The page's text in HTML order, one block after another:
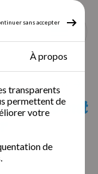
sans accepter
À propos
transparents
permettent de
votre
de
peuvent